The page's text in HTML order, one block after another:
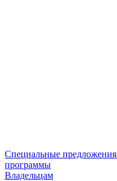
Специальные предложения
программы
Владельцам